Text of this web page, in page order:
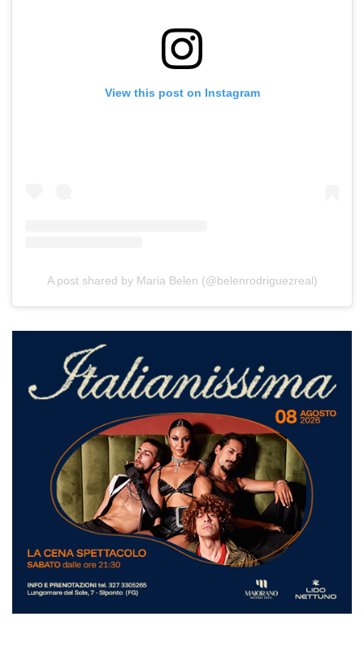
View this post on Instagram
A post shared by Maria Belen (@belenrodriguezreal)